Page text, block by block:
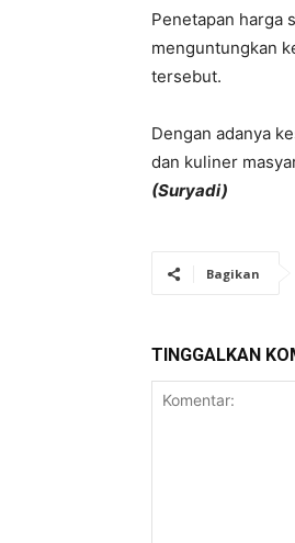
Penetapan harga
menguntungkan
tersebut.
Dengan adanya
dan kuliner
(Suryadi)
Bagikan
TINGGALKAN